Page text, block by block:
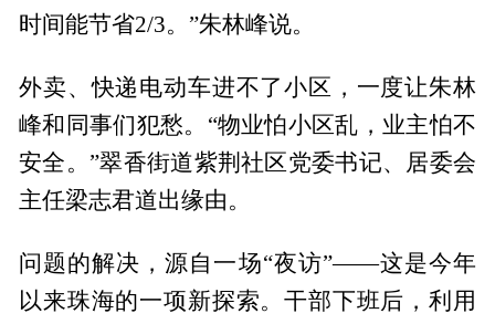
时间能节省2/3。”朱林峰说。
外卖、快递电动车进不了小区，一度让朱林
峰和同事们犯愁。“物业怕小区乱，业主怕不
安全。”翠香街道紫荆社区党委书记、居委会
主任梁志君道出缘由。
问题的解决，源自一场“夜访”——这是今年
以来珠海的一项新探索。干部下班后，利用